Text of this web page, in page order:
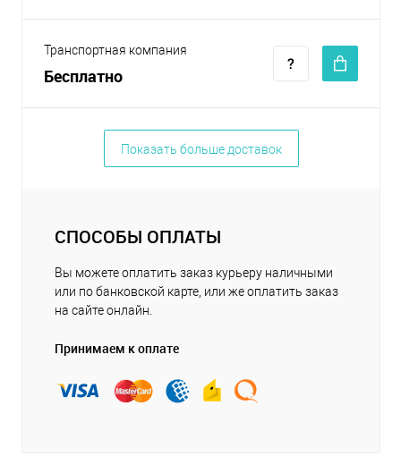
Транспортная компания
Бесплатно
Показать больше доставок
СПОСОБЫ ОПЛАТЫ
Вы можете оплатить заказ курьеру наличными
или по банковской карте, или же оплатить заказ
на сайте онлайн.
Принимаем к оплате